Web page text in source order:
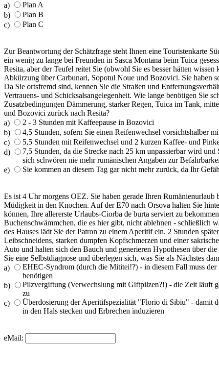
a)
Plan A
b)
Plan B
c)
Plan C
Zur Beantwortung der Schätzfrage steht Ihnen eine Touristenkarte
ein wenig zu lange bei Freunden in Sasca Montana beim Tuica
Resita, aber der Teufel reitet Sie (obwohl Sie es besser hätten
Abkürzung über Carbunari, Sopotul Noue und Bozovici. Sie haben
Da Sie ortsfremd sind, kennen Sie die Straßen und
Vertrauens- und Schicksalsangelegenheit. Wie lange benötigen Sie
Zusatzbedingungen Dämmerung, starker Regen, Tuica im Tank,
und Bozovici zurück nach Resita?
a)
2 - 3 Stunden mit Kaffeepause in Bozovici
b)
4,5 Stunden, sofern Sie einen Reifenwechsel vorsichtshalber
c)
5,5 Stunden mit Reifenwechsel und 2 kurzen Kaffee- und
d)
7,5 Stunden, da die Strecke nach 25 km unpassierbar wird
sich schwören nie mehr rumänischen Angaben zur
e)
Sie kommen an diesem Tag gar nicht mehr zurück, da Ihr
Es ist 4 Uhr morgens OEZ. Sie haben gerade Ihren
Müdigkeit in den Knochen. Auf der E70 nach Orsova halten Sie
können, Ihre allererste Urlaubs-Ciorba de burta serviert zu
Buchenschwämmchen, die es hier gibt, nicht ablehnen - schließlich
des Hauses lädt Sie der Patron zu einem Aperitif ein. 2 Stunden
Leibschneidens, starken dumpfen Kopfschmerzen und einer
Auto und halten sich den Bauch und generieren Hypothesen über
Sie eine Selbstdiagnose und überlegen sich, was Sie als Nächstes
a)
EHEC-Syndrom (durch die Mititei!?) - in diesem Fall muss
benötigen
b)
Pilzvergiftung (Verwechslung mit Giftpilzen?!) - die Zeit läuft
zu
c)
Überdosierung der Aperitifspezialität "Florio di Sibiu" - damit
in den Hals stecken und Erbrechen induzieren
eMail: